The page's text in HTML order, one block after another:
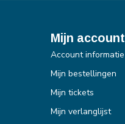
Mijn account
Account informatie
Mijn bestellingen
Mijn tickets
Mijn verlanglijst